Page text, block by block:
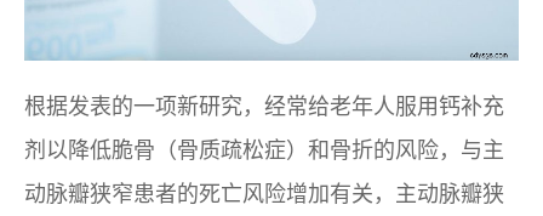
根据发表的一项新研究，经常给老年人服用钙补充
剂以降低脆骨（骨质疏松症）和骨折的风险，与主
动脉瓣狭窄患者的死亡风险增加有关，主动脉瓣狭